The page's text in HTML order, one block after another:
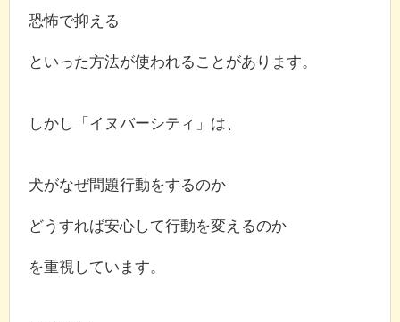
恐怖で抑える
といった方法が使われることがあります。
しかし「イヌバーシティ」は、
犬がなぜ問題行動をするのか
どうすれば安心して行動を変えるのか
を重視しています。